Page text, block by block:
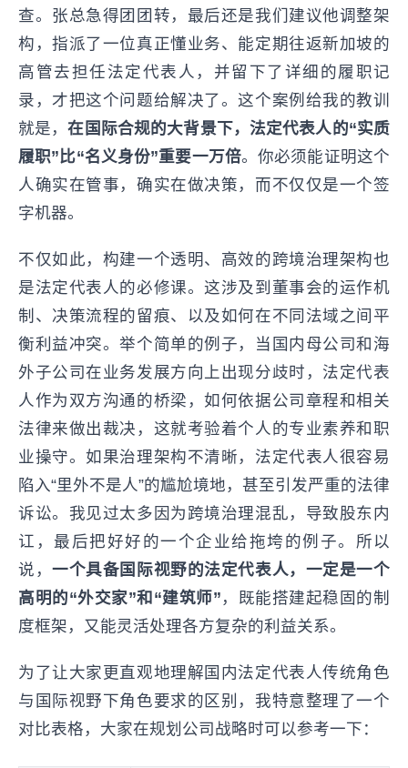
查。张总急得团团转，最后还是我们建议他调整架
构，指派了一位真正懂业务、能定期往返新加坡的
高管去担任法定代表人，并留下了详细的履职记
录，才把这个问题给解决了。这个案例给我的教训
就是，在国际合规的大背景下，法定代表人的“实质
履职”比“名义身份”重要一万倍。你必须能证明这个
人确实在管事，确实在做决策，而不仅仅是一个签
字机器。
不仅如此，构建一个透明、高效的跨境治理架构也
是法定代表人的必修课。这涉及到董事会的运作机
制、决策流程的留痕、以及如何在不同法域之间平
衡利益冲突。举个简单的例子，当国内母公司和海
外子公司在业务发展方向上出现分歧时，法定代表
人作为双方沟通的桥梁，如何依据公司章程和相关
法律来做出裁决，这就考验着个人的专业素养和职
业操守。如果治理架构不清晰，法定代表人很容易
陷入“里外不是人”的尴尬境地，甚至引发严重的法律
诉讼。我见过太多因为跨境治理混乱，导致股东内
讧，最后把好好的一个企业给拖垮的例子。所以
说，一个具备国际视野的法定代表人，一定是一个
高明的“外交家”和“建筑师” ，既能搭建起稳固的制
度框架，又能灵活处理各方复杂的利益关系。
为了让大家更直观地理解国内法定代表人传统角色
与国际视野下角色要求的区别，我特意整理了一个
对比表格，大家在规划公司战略时可以参考一下：